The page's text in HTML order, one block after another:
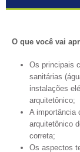
O que você vai
Os principais
sanitárias
instalações
arquitetônico;
A importância
arquitetônico
correta;
Os aspectos